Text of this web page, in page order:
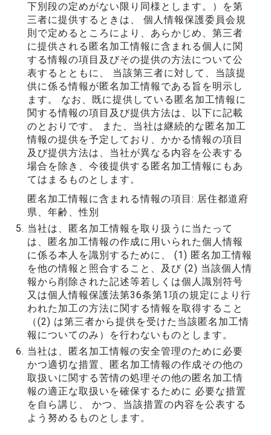
下別段の定めがない限り同様とします。）を第
三者に提供するときは、 個人情報保護委員会規
則で定めるところにより、あらかじめ、第三者
に提供される匿名加工情報に含まれる個人に関
する情報の項目及びその提供の方法について公
表するとともに、 当該第三者に対して、当該提
供に係る情報が匿名加工情報である旨を明示し
ます。 なお、既に提供している匿名加工情報に
関する情報の項目及び提供方法は、以下に記載
のとおりです。 また、当社は継続的な匿名加工
情報の提供を予定しており、かかる情報の項目
及び提供方法は、当社が異なる内容を公表する
場合を除き、今後提供する匿名加工情報にもあ
てはまるものとします。
匿名加工情報に含まれる情報の項目: 居住都道府
県、年齢、性別
当社は、匿名加工情報を取り扱うに当たって
は、匿名加工情報の作成に用いられた個人情報
に係る本人を識別するために、 (1) 匿名加工情報
を他の情報と照合すること、及び (2) 当該個人情
報から削除された記述等若しくは個人識別符号
又は個人情報保護法第36条第1項の規定により行
われた加工の方法に関する情報を取得すること
（(2) は第三者から提供を受けた当該匿名加工情
報についてのみ）を行わないものとします。
当社は、匿名加工情報の安全管理のために必要
かつ適切な措置、匿名加工情報の作成その他の
取扱いに関する苦情の処理その他の匿名加工情
報の適正な取扱いを確保するために 必要な措置
を自ら講じ、 かつ、当該措置の内容を公表する
よう努めるものとします。